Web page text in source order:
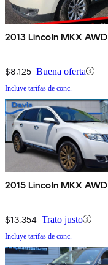
2013 Lincoln MKX AWD
$8,125 Buena oferta
Incluye tarifas de conc.
2015 Lincoln MKX AWD
$13,354 Trato justo
Incluye tarifas de conc.